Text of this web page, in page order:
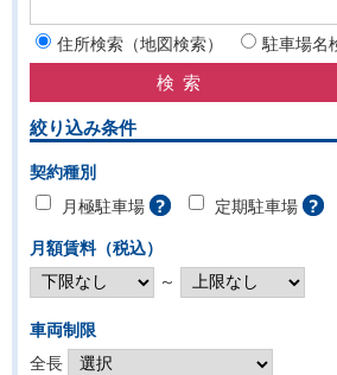
住所検索（地図検索） 駐車場名
絞り込み条件
契約種別
月極駐車場
定期駐車場
月額賃料（税込）
～
車両制限
全長